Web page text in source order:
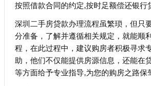
按照借款合同的约定,按时足额偿还银行
深圳二手房贷款办理流程虽繁琐，但只
分准备，了解并遵循相关规定，就能顺
程，在此过程中，建议购房者积极寻求
助，他们不仅能提供房源信息，还能在
等方面给予专业指导,为您的购房之路保